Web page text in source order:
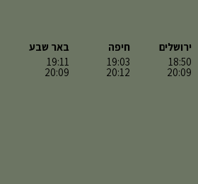
ירושלים
18:50
20:09
חיפה
19:03
20:12
באר שבע
19:11
20:09